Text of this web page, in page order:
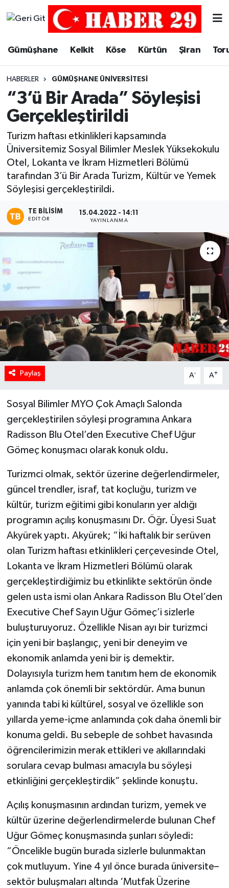
Gümüşhane Kelkit Köse Kürtün Şiran
HABERLER GÜMÜŞHANE ÜNIVERSITESI
“3’ü Bir Arada” Söyleşisi
Gerçekleştirildi
Turizm haftası etkinlikleri kapsamında
Üniversitemiz Sosyal Bilimler Meslek Yüksekokulu
Otel, Lokanta ve İkram Hizmetleri Bölümü
tarafından 3’ü Bir Arada Turizm, Kültür ve Yemek
Söyleşisi gerçekleştirildi.
TE BILISIM
EDITÖR
15.04.2022 - 14:11
YAYINLANMA
Paylaş A- A+
Sosyal Bilimler MYO Çok Amaçlı Salonda
gerçekleştirilen söyleşi programına Ankara
Radisson Blu Otel’den Executive Chef Uğur
Gömeç konuşmacı olarak konuk oldu.
Turizmci olmak, sektör üzerine değerlendirmeler,
güncel trendler, israf, tat koçluğu, turizm ve
kültür, turizm eğitimi gibi konuların yer aldığı
programın açılış konuşmasını Dr. Öğr. Üyesi Suat
Akyürek yaptı. Akyürek; “İki haftalık bir serüven
olan Turizm haftası etkinlikleri çerçevesinde Otel,
Lokanta ve İkram Hizmetleri Bölümü olarak
gerçekleştirdiğimiz bu etkinlikte sektörün önde
gelen usta ismi olan Ankara Radisson Blu Otel’den
Executive Chef Sayın Uğur Gömeç’i sizlerle
buluşturuyoruz. Özellikle Nisan ayı bir turizmci
için yeni bir başlangıç, yeni bir deneyim ve
ekonomik anlamda yeni bir iş demektir.
Dolayısıyla turizm hem tanıtım hem de ekonomik
anlamda çok önemli bir sektördür. Ama bunun
yanında tabi ki kültürel, sosyal ve özellikle son
yıllarda yeme-içme anlamında çok daha önemli bir
konuma geldi. Bu sebeple de sohbet havasında
öğrencilerimizin merak ettikleri ve akıllarındaki
sorulara cevap bulması amacıyla bu söyleşi
etkinliğini gerçekleştirdik” şeklinde konuştu.
Açılış konuşmasının ardından turizm, yemek ve
kültür üzerine değerlendirmelerde bulunan Chef
Uğur Gömeç konuşmasında şunları söyledi:
“Öncelikle bugün burada sizlerle bulunmaktan
çok mutluyum. Yine 4 yıl önce burada üniversite–
sektör buluşmaları altında ‘Mutfak Üzerine
Merkez Trafik Yoğunluk Haritası
Süper Lig Puan Durumu ve Fikstür
Tüm Manşetler
Haber Arşivi